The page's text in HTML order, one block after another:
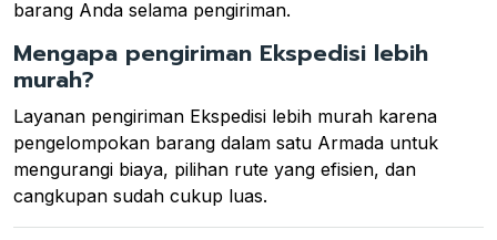
barang Anda selama pengiriman.
Mengapa pengiriman Ekspedisi lebih
murah?
Layanan pengiriman Ekspedisi lebih murah karena
pengelompokan barang dalam satu Armada untuk
mengurangi biaya, pilihan rute yang efisien, dan
cangkupan sudah cukup luas.